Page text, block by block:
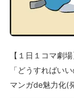
【１日１コマ劇場
「どうすればい
マンガde魅力化(